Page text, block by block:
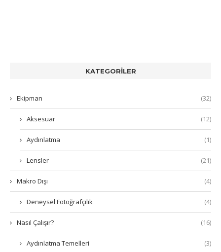
KATEGORILER
Ekipman (32)
Aksesuar (12)
Aydınlatma (1)
Lensler (21)
Makro Dışı (4)
Deneysel Fotoğrafçılık (4)
Nasıl Çalışır? (16)
Aydınlatma Temelleri (3)